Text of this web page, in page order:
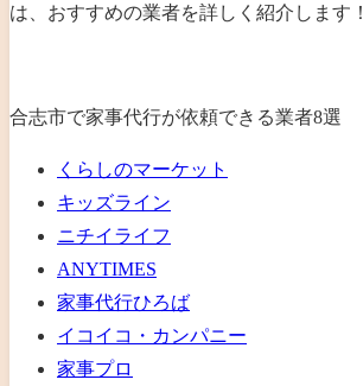
は、おすすめの業者を詳しく紹介します！
合志市で家事代行が依頼できる業者8選
くらしのマーケット
キッズライン
ニチイライフ
ANYTIMES
家事代行ひろば
イコイコ・カンパニー
家事プロ